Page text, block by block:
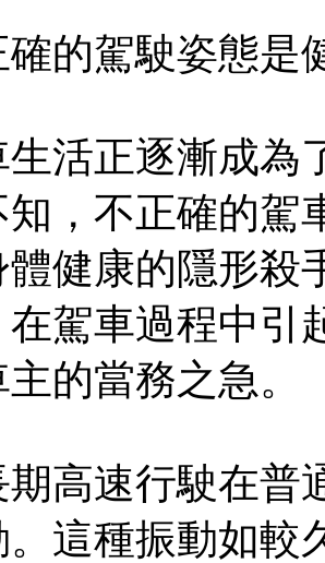
駕駛姿態是
正逐漸成為
，不正確的駕
健康的隱形殺
駕車過程中引
的當務之急。
速行駛在普通
這種振動如較